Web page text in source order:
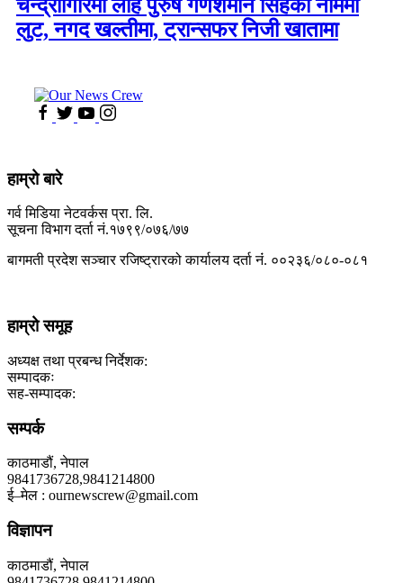
चन्द्रागिरिमा लौह पुरुष गणेशमान सिंहको नाममा
लुट, नगद खल्तीमा, ट्रान्सफर निजी खातामा
हाम्रो बारे
गर्व मिडिया नेटवर्कस प्रा. लि.
सूचना विभाग दर्ता नं.१७९९/०७६/७७
बागमती प्रदेश सञ्चार रजिष्ट्रारको कार्यालय दर्ता नंं. ००२३६/०८०-०८१
हाम्रो समूह
अध्यक्ष तथा प्रबन्ध निर्देशक:
सम्पादकः
सह-सम्पादक:
सम्पर्क
काठमाडौं, नेपाल
9841736728,9841214800
ई–मेल : ournewscrew@gmail.com
विज्ञापन
काठमाडौं, नेपाल